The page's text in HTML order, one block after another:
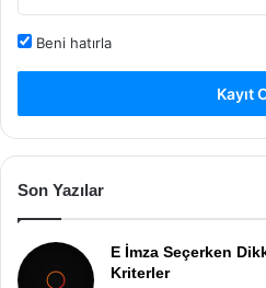
Beni hatırla
Kayıt
Son Yazılar
E İmza Seçerken
Kriterler